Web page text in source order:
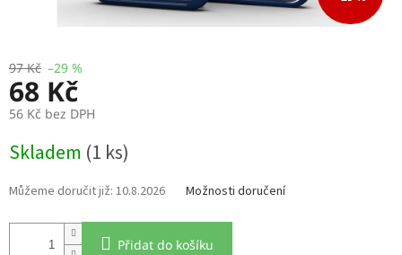
97 Kč –29 %
68 Kč
56 Kč bez DPH
cena:
Skladem (1 ks)
10.8.2026 Možnosti doručení
Přidat do košíku